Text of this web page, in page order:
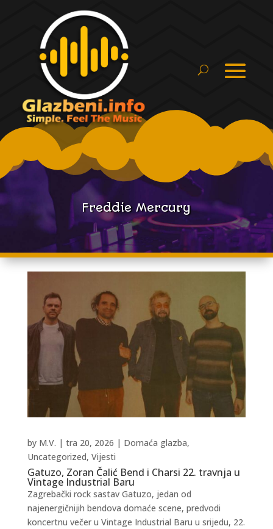
Freddie Mercury
Gatuzo, Zoran Čalić Bend i Charsi 22. travnja u
Vintage Industrial Baru
by M.V. | tra 20, 2026 | Domaća glazba,
Uncategorized, Vijesti
Zagrebački rock sastav Gatuzo, jedan od
najenergičnijih bendova domaće scene, predvodi
koncertnu večer u Vintage Industrial Baru u srijedu, 22.